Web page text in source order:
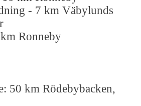
- 7 km Väbylunds
Ronneby
50 km Rödebybacken,